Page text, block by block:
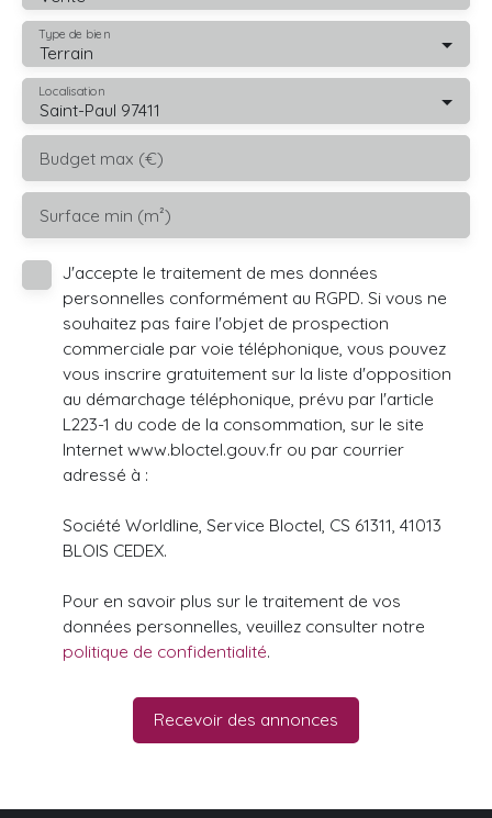
Terrain
Type de bien
Saint-Paul 97411
Localisation
Budget max (€)
Surface min (m²)
J'accepte le traitement de mes données
personnelles conformément au RGPD. Si vous ne
souhaitez pas faire l'objet de prospection
commerciale par voie téléphonique, vous pouvez
vous inscrire gratuitement sur la liste d'opposition
au démarchage téléphonique, prévu par l'article
L223-1 du code de la consommation, sur le site
Internet www.bloctel.gouv.fr ou par courrier
adressé à :
Société Worldline, Service Bloctel, CS 61311, 41013
BLOIS CEDEX.
Pour en savoir plus sur le traitement de vos
données personnelles, veuillez consulter notre
politique de confidentialité.
Recevoir des annonces